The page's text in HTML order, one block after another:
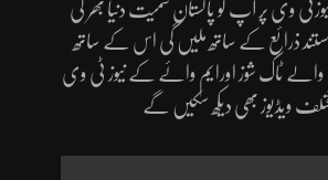
وی پر آپ کو پاکستان سمیت دنیا بھر کی
مستند ذرائع کے ساتھ ملیں گی اس کے ساتھ
والے ٹاک شوز اورایم وائے کے نیوز ٹی وی
ویڈیوز بھی دیکھ سکیں گے